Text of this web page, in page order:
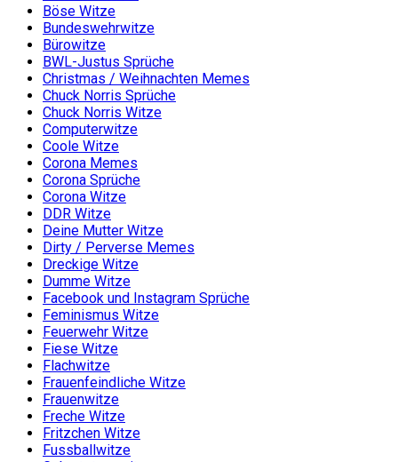
Böse Witze
Bundeswehrwitze
Bürowitze
BWL-Justus Sprüche
Christmas / Weihnachten Memes
Chuck Norris Sprüche
Chuck Norris Witze
Computerwitze
Coole Witze
Corona Memes
Corona Sprüche
Corona Witze
DDR Witze
Deine Mutter Witze
Dirty / Perverse Memes
Dreckige Witze
Dumme Witze
Facebook und Instagram Sprüche
Feminismus Witze
Feuerwehr Witze
Fiese Witze
Flachwitze
Frauenfeindliche Witze
Frauenwitze
Freche Witze
Fritzchen Witze
Fussballwitze